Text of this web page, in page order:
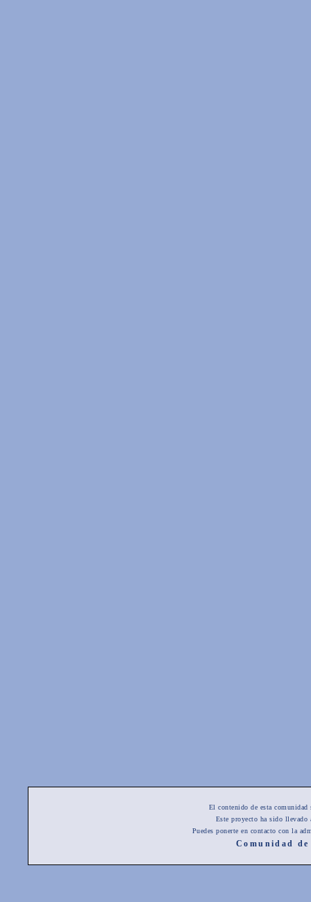
El contenido de esta
Este proyecto ha sido
Puedes ponerte en contacto con la
Comunidad